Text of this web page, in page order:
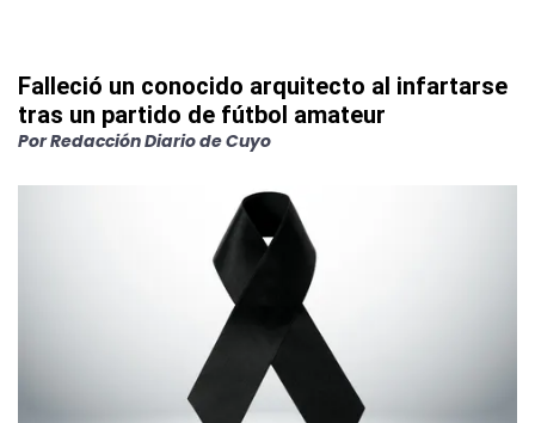
Falleció un conocido arquitecto al infartarse
tras un partido de fútbol amateur
PorRedacción Diario de Cuyo